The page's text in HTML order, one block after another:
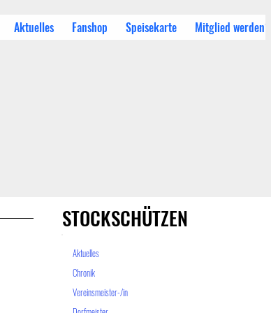
Aktuelles Fanshop Speisekarte Mitglied werden?
STOCKSCHÜTZEN
Aktuelles
Chronik
Vereinsmeister-/in